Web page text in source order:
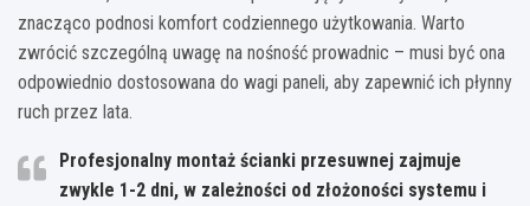
znacząco podnosi komfort codziennego użytkowania. Warto
zwrócić szczególną uwagę na nośność prowadnic – musi być ona
odpowiednio dostosowana do wagi paneli, aby zapewnić ich płynny
ruch przez lata.
Profesjonalny montaż ścianki przesuwnej zajmuje
zwykle 1-2 dni, w zależności od złożoności systemu i